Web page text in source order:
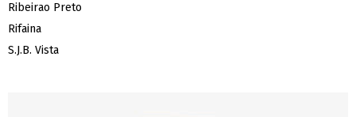
Ribeirao Preto
Rifaina
S.J.B. Vista